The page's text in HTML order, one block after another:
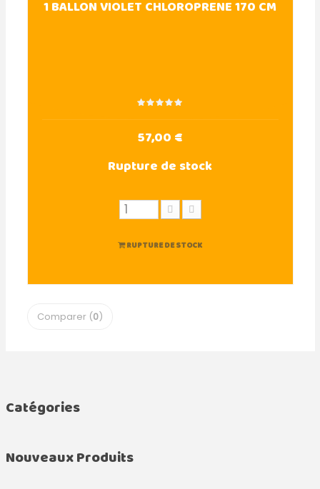
1 BALLON VIOLET CHLOROPRENE 170 CM
57,00 €
Rupture de stock
RUPTURE DE STOCK
Comparer (0)
Catégories
Nouveaux Produits